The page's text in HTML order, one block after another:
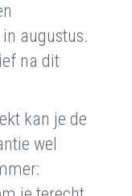
augustus.
na dit
kan je de
wel